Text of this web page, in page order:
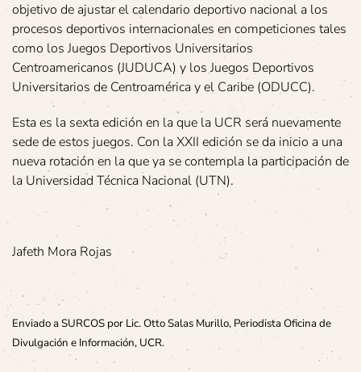
objetivo de ajustar el calendario deportivo nacional a los
procesos deportivos internacionales en competiciones tales
como los Juegos Deportivos Universitarios
Centroamericanos (JUDUCA) y los Juegos Deportivos
Universitarios de Centroamérica y el Caribe (ODUCC).
Esta es la sexta edición en la que la UCR será nuevamente
sede de estos juegos. Con la XXII edición se da inicio a una
nueva rotación en la que ya se contempla la participación de
la Universidad Técnica Nacional (UTN).
Jafeth Mora Rojas
Enviado a SURCOS por Lic. Otto Salas Murillo, Periodista Oficina de
Divulgación e Información, UCR.